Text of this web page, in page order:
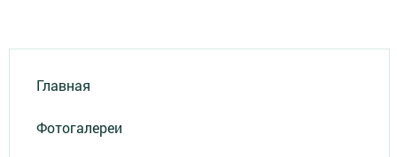
Главная
Фотогалереи